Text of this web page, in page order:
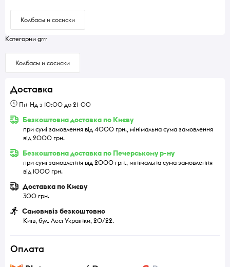
Колбасы и сосиски
Категории grrr
Колбасы и сосиски
Доставка
Пн-Нд з 10:00 до 21-00
Безкоштовна доставка по Києву
при сумі замовлення від 4000 грн., мінімальна сума замовлення
від 2000 грн.
Безкоштовна доставка по Печерському р-ну
при сумі замовлення від 2000 грн., мінімальна сума замовлення
від 1000 грн.
Доставка по Києву
300 грн.
Самовивіз безкоштовно
Київ, бул. Лесі Українки, 20/22.
Оплата